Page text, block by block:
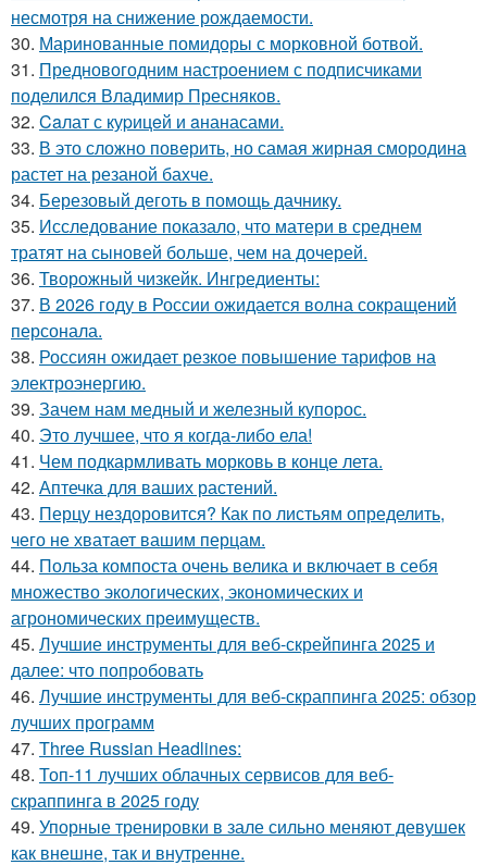
несмотря на снижение рождаемости.
30. Маринованные помидоры с морковной ботвой.
31. Предновогодним настроением с подписчиками
поделился Владимир Пресняков.
32. Caлат с куpицeй и aнанасами.
33. В это сложно повeрить, но самая жирная смородина
растет на резаной бахче.
34. Березовый деготь в помощь дачникy.
35. Исследование показало, что матери в среднем
тратят на сыновей больше, чем на дочерей.
36. Творожный чизкейк. Ингредиенты:
37. В 2026 году в России ожидается волна сокращений
персонала.
38. Россиян ожидает резкое повышение тарифов на
электроэнергию.
39. Зачем нам медный и железный купорос.
40. Это лучшее, что я когда-либо ела!
41. Чем подкармливать морковь в конце лета.
42. Аптечка для ваших растений.
43. Перцу нездоровится? Как по листьям определить,
чего не хватает вашим перцам.
44. Польза компоста очень велика и включает в себя
множество экологических, экономических и
агрономических преимуществ.
45. Лучшие инструменты для веб-скрейпинга 2025 и
далее: что попробовать
46. Лучшие инструменты для веб-скраппинга 2025: обзор
лучших программ
47. Three Russian Headlines:
48. Топ-11 лучших облачных сервисов для веб-
скраппинга в 2025 году
49. Упорные тренировки в зале сильно меняют девушек
как внешне, так и внутренне.